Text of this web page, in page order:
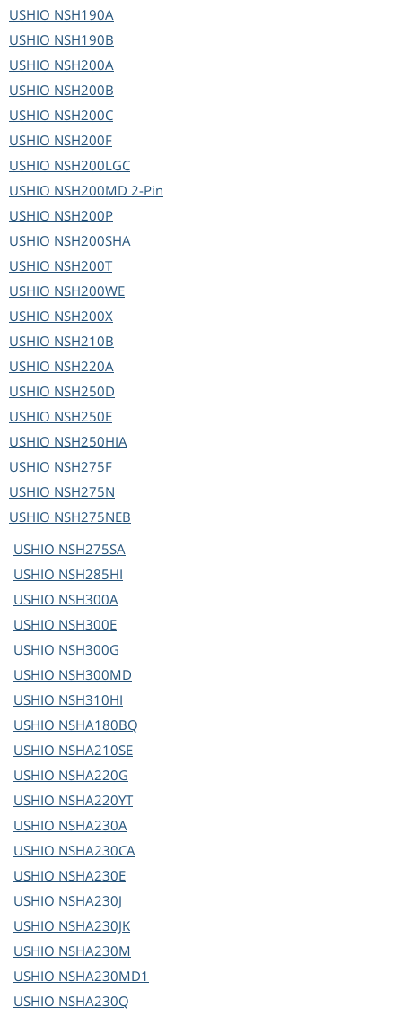
USHIO NSH190A
USHIO NSH190B
USHIO NSH200A
USHIO NSH200B
USHIO NSH200C
USHIO NSH200F
USHIO NSH200LGC
USHIO NSH200MD 2-Pin
USHIO NSH200P
USHIO NSH200SHA
USHIO NSH200T
USHIO NSH200WE
USHIO NSH200X
USHIO NSH210B
USHIO NSH220A
USHIO NSH250D
USHIO NSH250E
USHIO NSH250HIA
USHIO NSH275F
USHIO NSH275N
USHIO NSH275NEB
USHIO NSH275SA
USHIO NSH285HI
USHIO NSH300A
USHIO NSH300E
USHIO NSH300G
USHIO NSH300MD
USHIO NSH310HI
USHIO NSHA180BQ
USHIO NSHA210SE
USHIO NSHA220G
USHIO NSHA220YT
USHIO NSHA230A
USHIO NSHA230CA
USHIO NSHA230E
USHIO NSHA230J
USHIO NSHA230JK
USHIO NSHA230M
USHIO NSHA230MD1
USHIO NSHA230Q